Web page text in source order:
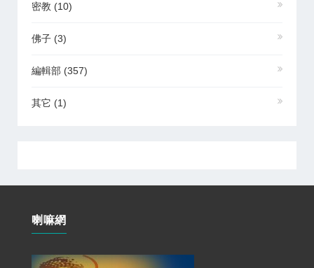
密教 (10)
佛子 (3)
編輯部 (357)
其它 (1)
喇嘛網